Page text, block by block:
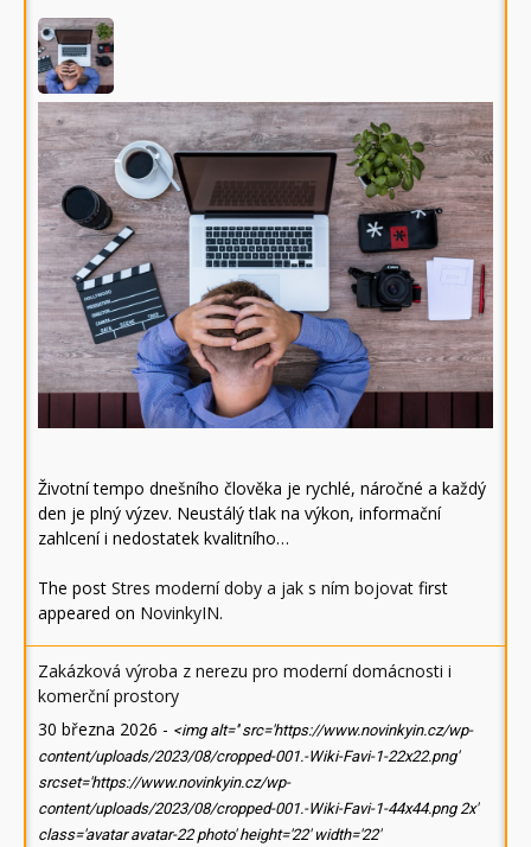
Životní tempo dnešního člověka je rychlé, náročné a každý
den je plný výzev. Neustálý tlak na výkon, informační
zahlcení i nedostatek kvalitního…
The post Stres moderní doby a jak s ním bojovat first
appeared on NovinkyIN.
Zakázková výroba z nerezu pro moderní domácnosti i
komerční prostory
30 března 2026 - <img alt='' src='https://www.novinkyin.cz/wp-
content/uploads/2023/08/cropped-001.-Wiki-Favi-1-22x22.png'
srcset='https://www.novinkyin.cz/wp-
content/uploads/2023/08/cropped-001.-Wiki-Favi-1-44x44.png 2x'
class='avatar avatar-22 photo' height='22' width='22'